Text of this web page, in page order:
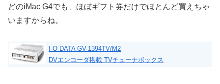
どのiMac G4でも、ほぼギフト券だけでほとんど買えちゃ
いますからね。
I-O DATA GV-1394TV/M2
DVエンコーダ搭載 TVチューナボックス